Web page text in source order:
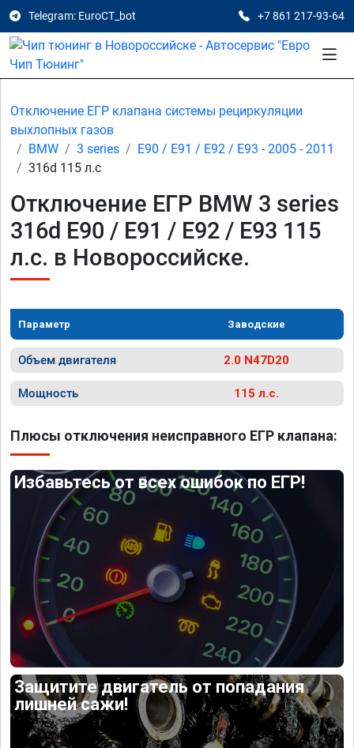
Telegram: EuroCT_bot +7 861 217-93-64
Отключение ЕГР клапана системы рециркуляции
выхлопных газов
BMW
3 series
E90 / E91 / E92 / E93 - 2005 - 2011
316d 115 л.с
Отключение ЕГР BMW 3 series
316d E90 / E91 / E92 / E93 115
л.с. в Новороссийске.
Параметр Заводские
Объем двигателя 2.0 N47D20
Мощность 115 л.с.
Плюсы отключения неисправного ЕГР клапана:
Избавьтесь от всех ошибок по ЕГР!
Защитите двигатель от попадания
лишней сажи!